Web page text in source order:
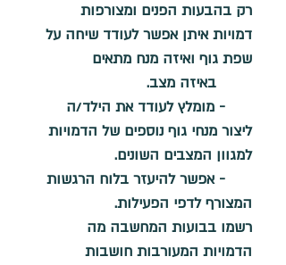
רק בהבעות הפנים ומצורפות
דמויות איתן אפשר לעודד שיחה על
שפת גוף ואיזה מנח מתאים
      - מומלץ לעודד את הילד/ה
ליצור מנחי גוף נוספים של הדמויות
למגוון המצבים השונים.
      - אפשר להיעזר בלוח הרגשות
המצורף לדפי הפעילות.
רשמו בבועות המחשבה מה
הדמויות המעורבות חושבות